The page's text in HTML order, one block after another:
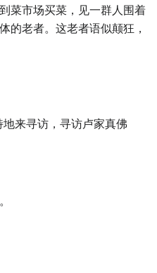
菜市场买菜，见一群人围着
的老者。这老者语似颠狂，
来寻访，寻访卢家真佛